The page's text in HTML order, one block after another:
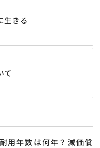
生きる
て
用年数は何年？減価償